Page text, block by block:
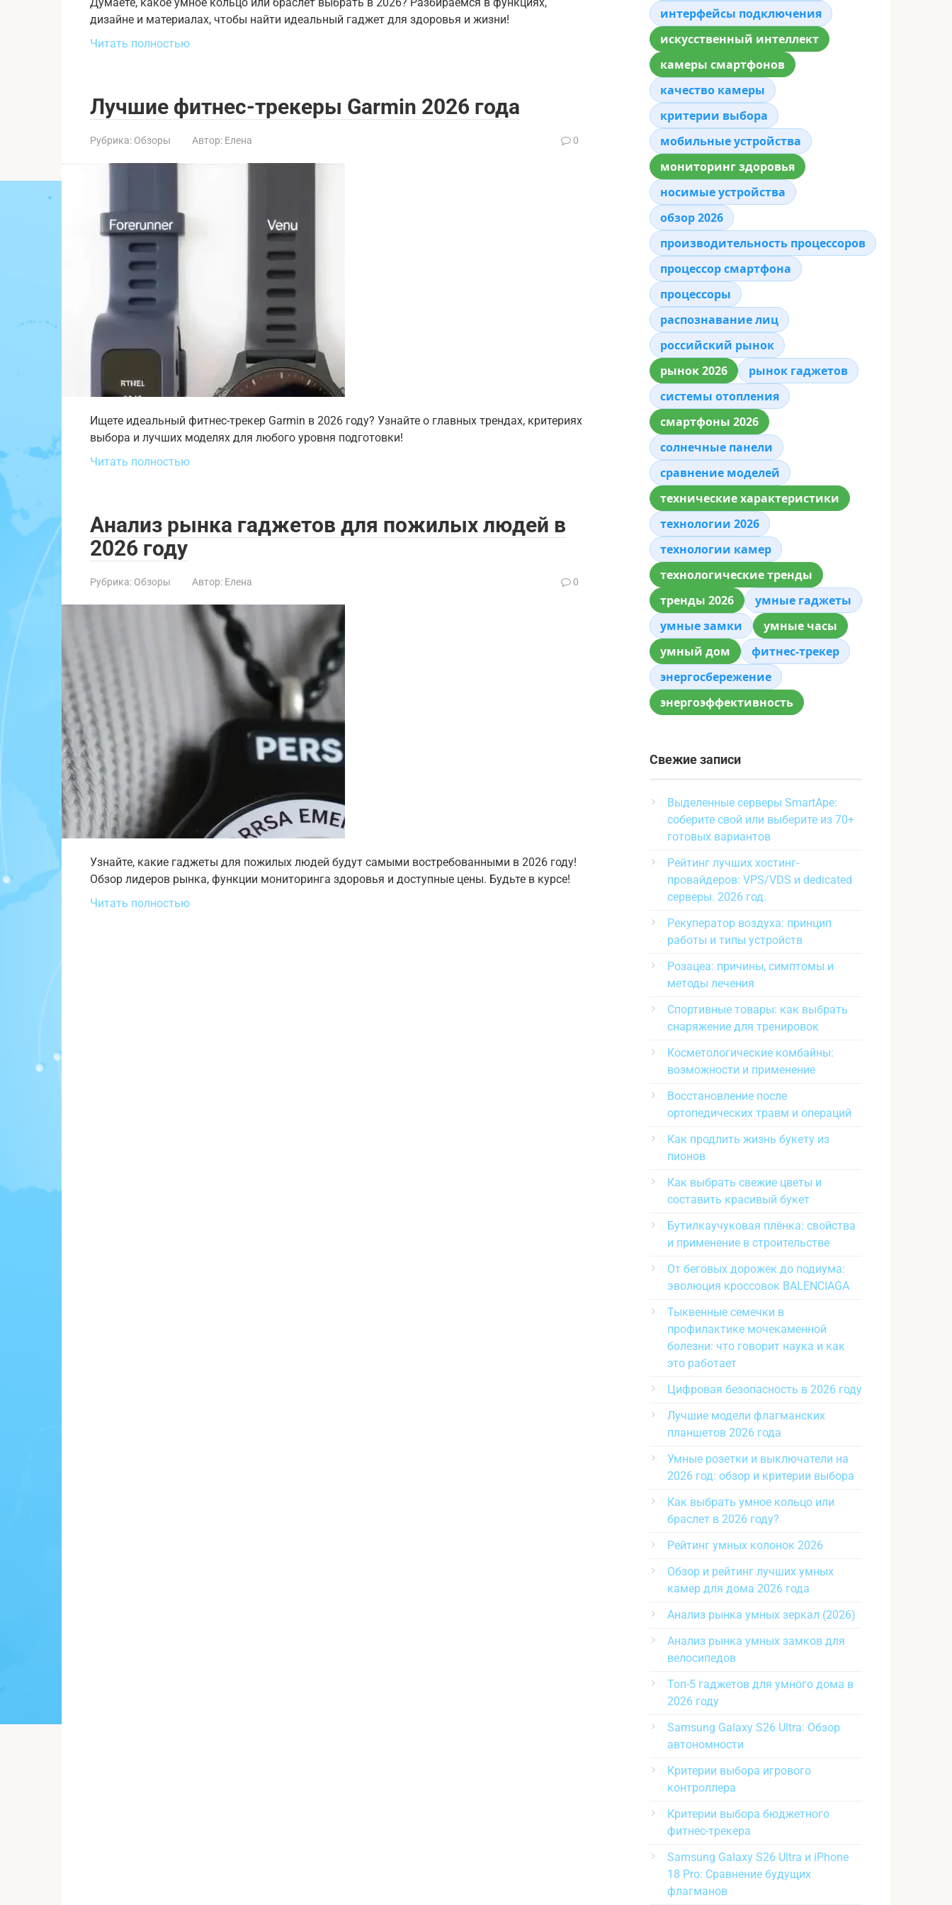
дизайне и материалах, чтобы найти идеальный гаджет для здоровья и жизни!
Читать полностью
Лучшие фитнес-трекеры Garmin 2026 года
Рубрика: Обзоры Автор: Елена 0
Ищете идеальный фитнес-трекер Garmin в 2026 году? Узнайте о главных трендах, критериях
выбора и лучших моделях для любого уровня подготовки!
Читать полностью
Анализ рынка гаджетов для пожилых людей в
2026 году
Рубрика: Обзоры Автор: Елена 0
Узнайте, какие гаджеты для пожилых людей будут самыми востребованными в 2026 году!
Обзор лидеров рынка, функции мониторинга здоровья и доступные цены. Будьте в курсе!
Читать полностью
интерфейсы подключения
искусственный интеллект
камеры смартфонов
качество камеры
критерии выбора
мобильные устройства
мониторинг здоровья
носимые устройства
обзор 2026
производительность процессоров
процессор смартфона
процессоры
распознавание лиц
российский рынок
рынок 2026
рынок гаджетов
системы отопления
смартфоны 2026
солнечные панели
сравнение моделей
технические характеристики
технологии 2026
технологии камер
технологические тренды
тренды 2026
умные гаджеты
умные замки
умные часы
умный дом
фитнес-трекер
энергосбережение
энергоэффективность
Свежие записи
Выделенные серверы SmartApe:
соберите свой или выберите из 70+
готовых вариантов
Рейтинг лучших хостинг-
провайдеров: VPS/VDS и dedicated
серверы. 2026 год.
Рекуператор воздуха: принцип
работы и типы устройств
Розацеа: причины, симптомы и
методы лечения
Спортивные товары: как выбрать
снаряжение для тренировок
Косметологические комбайны:
возможности и применение
Восстановление после
ортопедических травм и операций
Как продлить жизнь букету из
пионов
Как выбрать свежие цветы и
составить красивый букет
Бутилкаучуковая плёнка: свойства
и применение в строительстве
От беговых дорожек до подиума:
эволюция кроссовок BALENCIAGA
Тыквенные семечки в
профилактике мочекаменной
болезни: что говорит наука и как
это работает
Цифровая безопасность в 2026 году
Лучшие модели флагманских
планшетов 2026 года
Умные розетки и выключатели на
2026 год: обзор и критерии выбора
Как выбрать умное кольцо или
браслет в 2026 году?
Рейтинг умных колонок 2026
Обзор и рейтинг лучших умных
камер для дома 2026 года
Анализ рынка умных зеркал (2026)
Анализ рынка умных замков для
велосипедов
Топ-5 гаджетов для умного дома в
2026 году
Samsung Galaxy S26 Ultra: Обзор
автономности
Критерии выбора игрового
контроллера
Критерии выбора бюджетного
фитнес-трекера
Samsung Galaxy S26 Ultra и iPhone
18 Pro: Сравнение будущих
флагманов